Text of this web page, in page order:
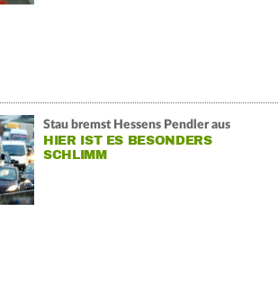
Stau bremst Hessens Pendler aus
HIER IST ES BESONDERS
SCHLIMM